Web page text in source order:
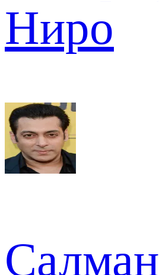
Ниро
Салман